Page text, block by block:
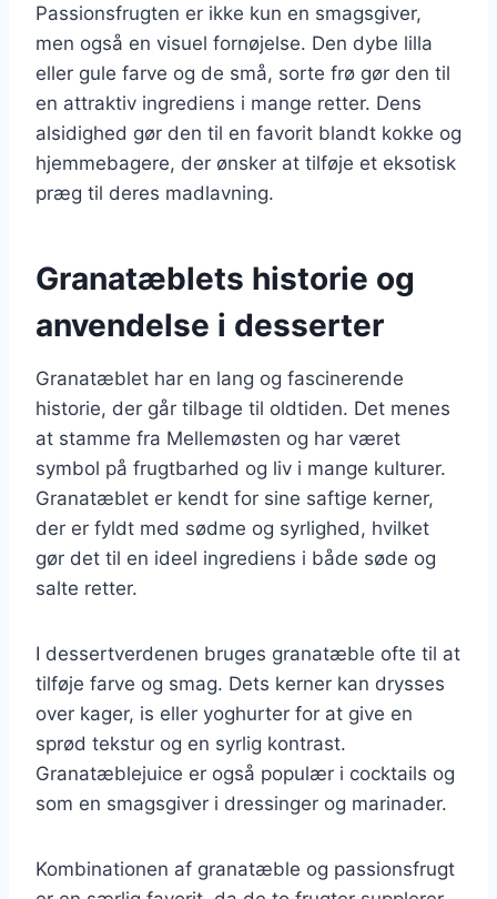
Passionsfrugten er ikke kun en smagsgiver,
men også en visuel fornøjelse. Den dybe lilla
eller gule farve og de små, sorte frø gør den til
en attraktiv ingrediens i mange retter. Dens
alsidighed gør den til en favorit blandt kokke og
hjemmebagere, der ønsker at tilføje et eksotisk
præg til deres madlavning.
Granatæblets historie og
anvendelse i desserter
Granatæblet har en lang og fascinerende
historie, der går tilbage til oldtiden. Det menes
at stamme fra Mellemøsten og har været
symbol på frugtbarhed og liv i mange kulturer.
Granatæblet er kendt for sine saftige kerner,
der er fyldt med sødme og syrlighed, hvilket
gør det til en ideel ingrediens i både søde og
salte retter.
I dessertverdenen bruges granatæble ofte til at
tilføje farve og smag. Dets kerner kan drysses
over kager, is eller yoghurter for at give en
sprød tekstur og en syrlig kontrast.
Granatæblejuice er også populær i cocktails og
som en smagsgiver i dressinger og marinader.
Kombinationen af granatæble og passionsfrugt